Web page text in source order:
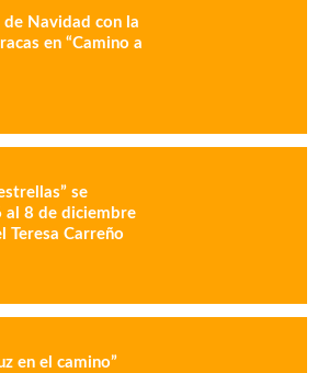
de Navidad con la
en “Camino a
se
al 8 de diciembre
Teresa Carreño
en el camino”